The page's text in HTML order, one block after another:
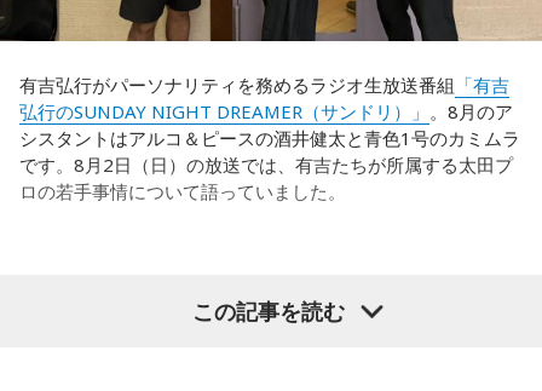
有吉弘行がパーソナリティを務めるラジオ生放送番組 「有吉
弘行のSUNDAY NIGHT DREAMER（サンドリ）」 。8月のア
シスタントはアルコ＆ピースの酒井健太と青色1号のカミムラ
です。8月2日（日）の放送では、有吉たちが所属する太田プ
ロの若手事情について語っていました。
この記事を読む